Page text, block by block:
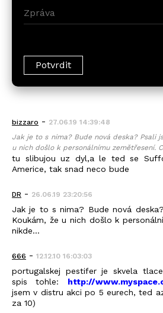
bizzaro - 27.06.19 14:39:48
Jak je to s nima? Bude nová deska? Psali
u nich došlo k personálnímu zemětřesení.
tu slibujou uz dyl,a le ted se
Americe, tak snad neco bude
DR - 26.06.19 23:20:56
Jak je to s nima? Bude nová
Koukám, že u nich došlo k
nikde...
666 - 12.12.10 16:03:03
portugalskej pestifer je skvela
spis tohle: http://
jsem v distru akci po 5 eurech, ted
za 10)